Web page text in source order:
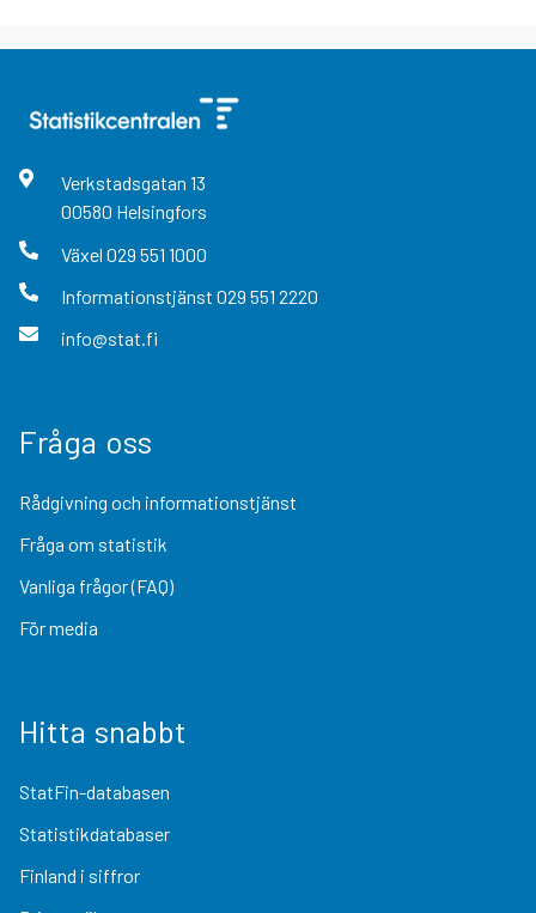
Verkstadsgatan 13
00580 Helsingfors
Växel 029 551 1000
Informationstjänst 029 551 2220
info@stat.fi
Fråga oss
Rådgivning och informationstjänst
Fråga om statistik
Vanliga frågor (FAQ)
För media
Hitta snabbt
StatFin-databasen
Statistikdatabaser
Finland i siffror